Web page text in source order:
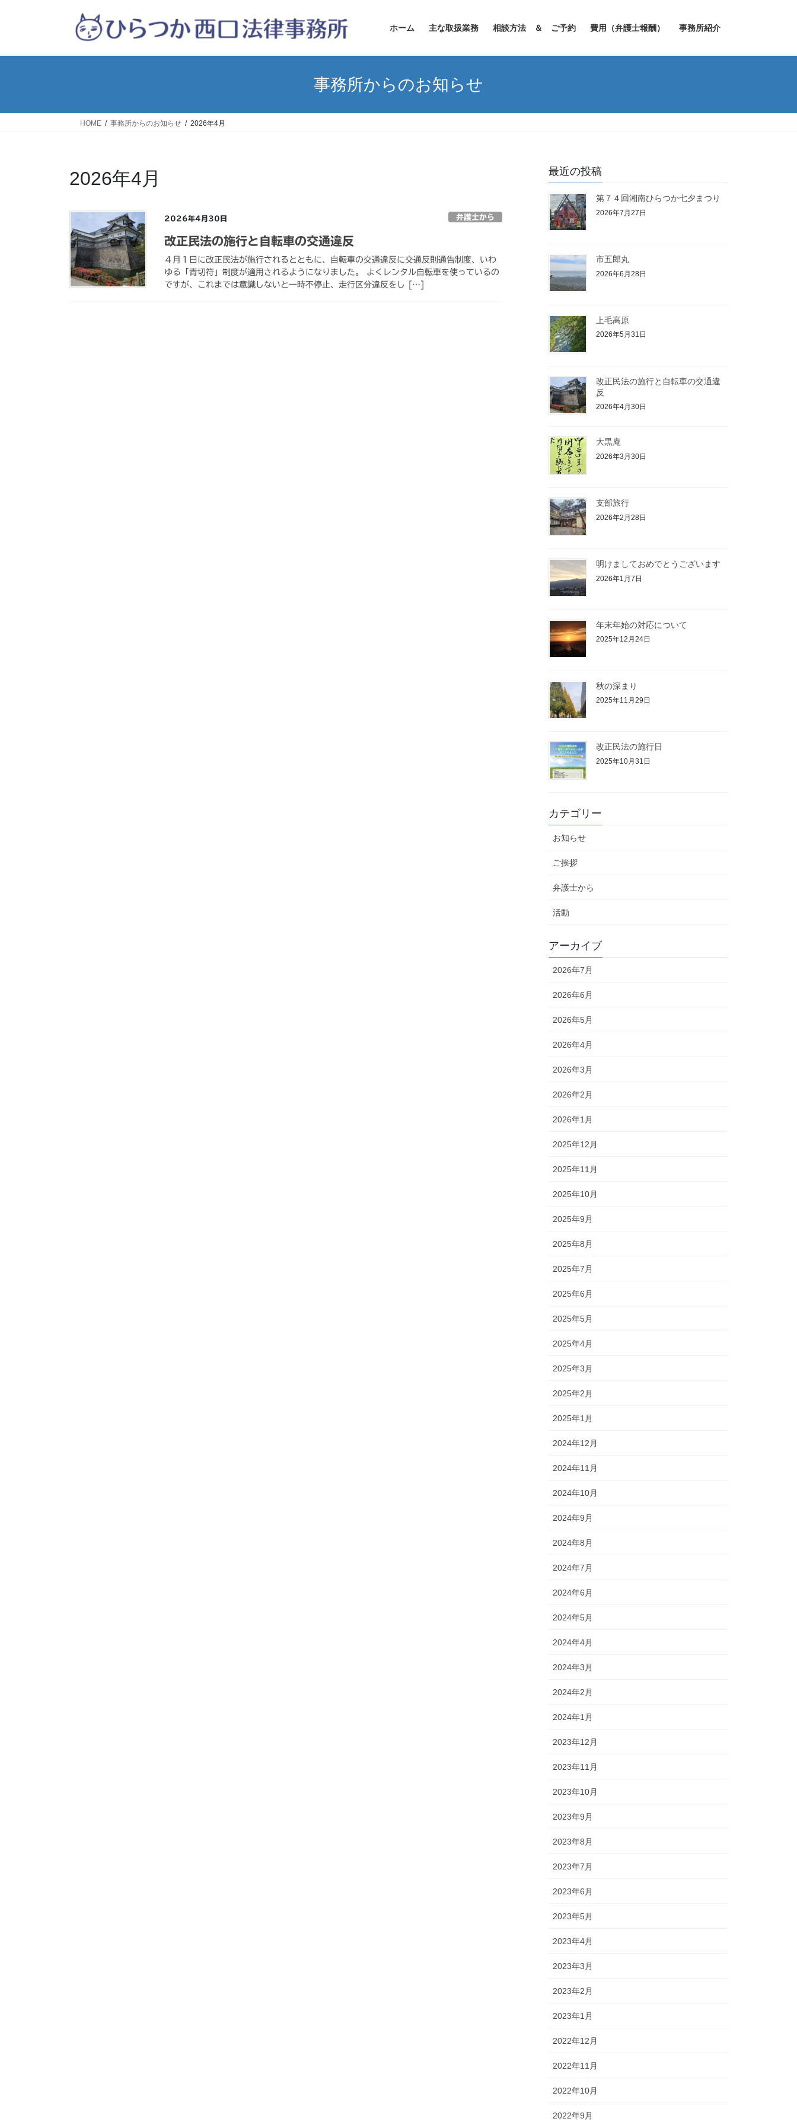
ホーム 主な取扱業務 相談方法 ＆ ご予約 費用（弁護士報酬） 事務所紹介
事務所からのお知らせ
HOME 事務所からのお知らせ 2026年4月
2026年4月
2026年4月30日 弁護士から
改正民法の施行と自転車の交通違反
４月１日に改正民法が施行されるとともに、自転車の交通違反に交通反則通告制度、いわ
ゆる「青切符」制度が適用されるようになりました。 よくレンタル自転車を使っているの
ですが、これまでは意識しないと一時不停止、走行区分違反をし […]
最近の投稿
第７４回湘南ひらつか七夕まつり
2026年7月27日
市五郎丸
2026年6月28日
上毛高原
2026年5月31日
改正民法の施行と自転車の交通違
反
2026年4月30日
大黒庵
2026年3月30日
支部旅行
2026年2月28日
明けましておめでとうございます
2026年1月7日
年末年始の対応について
2025年12月24日
秋の深まり
2025年11月29日
改正民法の施行日
2025年10月31日
カテゴリー
お知らせ
ご挨拶
弁護士から
活動
アーカイブ
2026年7月
2026年6月
2026年5月
2026年4月
2026年3月
2026年2月
2026年1月
2025年12月
2025年11月
2025年10月
2025年9月
2025年8月
2025年7月
2025年6月
2025年5月
2025年4月
2025年3月
2025年2月
2025年1月
2024年12月
2024年11月
2024年10月
2024年9月
2024年8月
2024年7月
2024年6月
2024年5月
2024年4月
2024年3月
2024年2月
2024年1月
2023年12月
2023年11月
2023年10月
2023年9月
2023年8月
2023年7月
2023年6月
2023年5月
2023年4月
2023年3月
2023年2月
2023年1月
2022年12月
2022年11月
2022年10月
2022年9月